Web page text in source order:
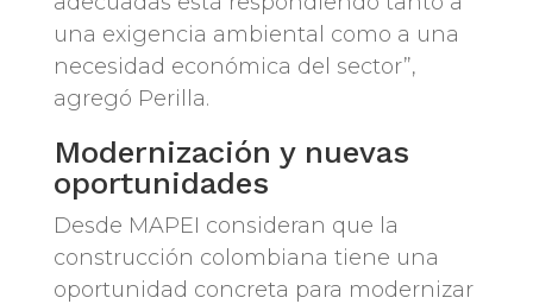
una exigencia ambiental como a una
necesidad económica del sector”,
agregó Perilla.
Modernización y nuevas
oportunidades
Desde MAPEI consideran que la
construcción colombiana tiene una
oportunidad concreta para modernizar